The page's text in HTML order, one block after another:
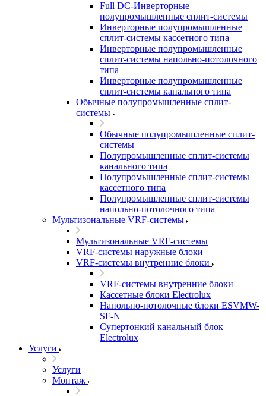
Full DC-Инверторные
полупромышленные сплит-системы
Инверторные полупромышленные
сплит-системы кассетного типа
Инверторные полупромышленные
сплит-системы напольно-потолочного
типа
Инверторные полупромышленные
сплит-системы канального типа
Обычные полупромышленные сплит-
системы
Обычные полупромышленные сплит-
системы
Полупромышленные сплит-системы
канального типа
Полупромышленные сплит-системы
кассетного типа
Полупромышленные сплит-системы
напольно-потолочного типа
Мультизональные VRF-системы
Мультизональные VRF-системы
VRF-системы наружные блоки
VRF-системы внутренние блоки
VRF-системы внутренние блоки
Кассетные блоки Electrolux
Напольно-потолочные блоки ESVMW-
SF-N
Супертонкий канальный блок
Electrolux
Услуги
Услуги
Монтаж